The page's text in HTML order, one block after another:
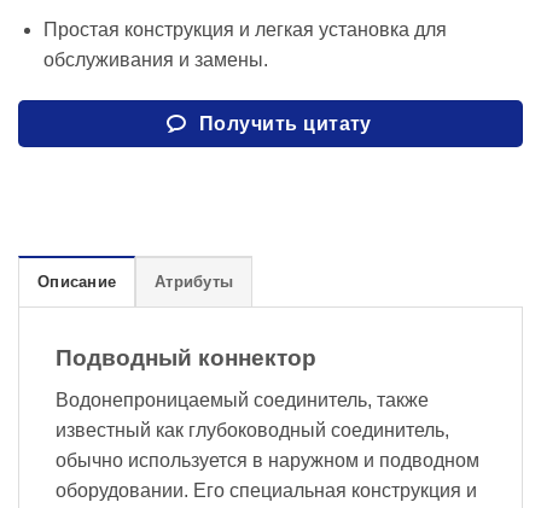
Простая конструкция и легкая установка для
обслуживания и замены.
Получить цитату
Описание Атрибуты
Подводный коннектор
Водонепроницаемый соединитель, также
известный как глубоководный соединитель,
обычно используется в наружном и подводном
оборудовании. Его специальная конструкция и